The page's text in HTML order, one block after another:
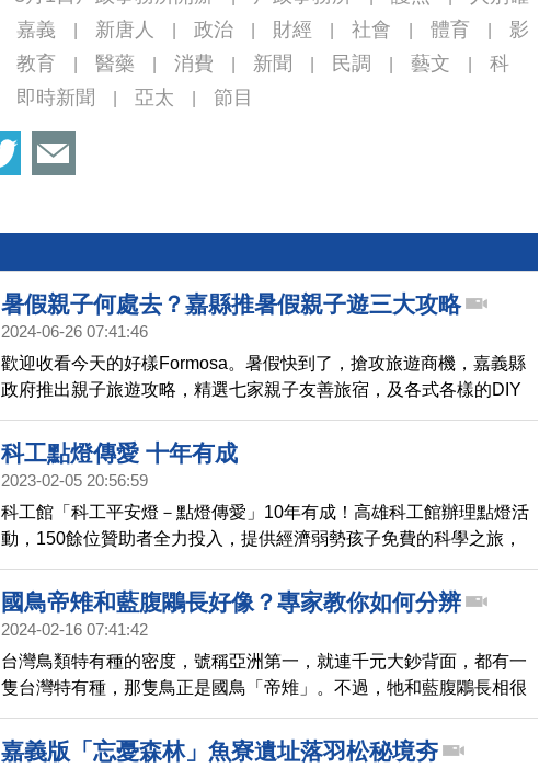
嘉義 新唐人 政治 財經 社會 體育
影
教育 醫藥 消費 新聞 民調 藝文
科
即時新聞 亞太 節目
暑假親子何處去？嘉縣推暑假親子遊三大攻略
2024-06-26 07:41:46
歡迎收看今天的好樣Formosa。暑假快到了，搶攻旅遊商機，嘉義縣
政府推出親子旅遊攻略，精選七家親子友善旅宿，及各式各樣的DIY
親子體驗，週一記者會也歡迎家長，帶著孩子來嘉義，共享親子時
光。
科工點燈傳愛 十年有成
2023-02-05 20:56:59
科工館「科工平安燈－點燈傳愛」10年有成！高雄科工館辦理點燈活
動，150餘位贊助者全力投入，提供經濟弱勢孩子免費的科學之旅，
點亮祥兔年，也是科普傳遞與扶弱愛心的無限延續。
國鳥帝雉和藍腹鷴長好像？專家教你如何分辨
2024-02-16 07:41:42
台灣鳥類特有種的密度，號稱亞洲第一，就連千元大鈔背面，都有一
隻台灣特有種，那隻鳥正是國鳥「帝雉」。不過，牠和藍腹鷴長相很
相似，到底要如何辨認？讓專家來告訴你。
嘉義版「忘憂森林」魚寮遺址落羽松秘境夯